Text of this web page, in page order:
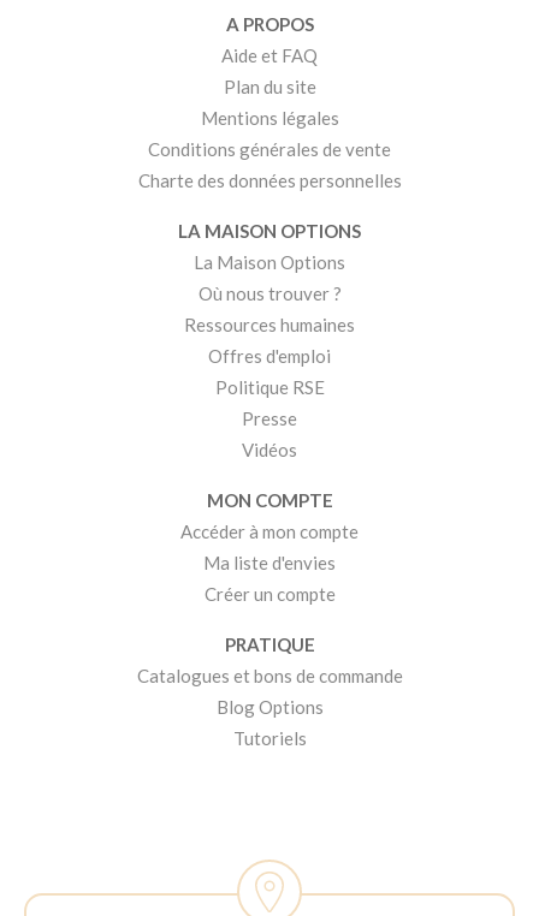
A PROPOS
Aide et FAQ
Plan du site
Mentions légales
Conditions générales de vente
Charte des données personnelles
LA MAISON OPTIONS
La Maison Options
Où nous trouver ?
Ressources humaines
Offres d'emploi
Politique RSE
Presse
Vidéos
MON COMPTE
Accéder à mon compte
Ma liste d'envies
Créer un compte
PRATIQUE
Catalogues et bons de commande
Blog Options
Tutoriels